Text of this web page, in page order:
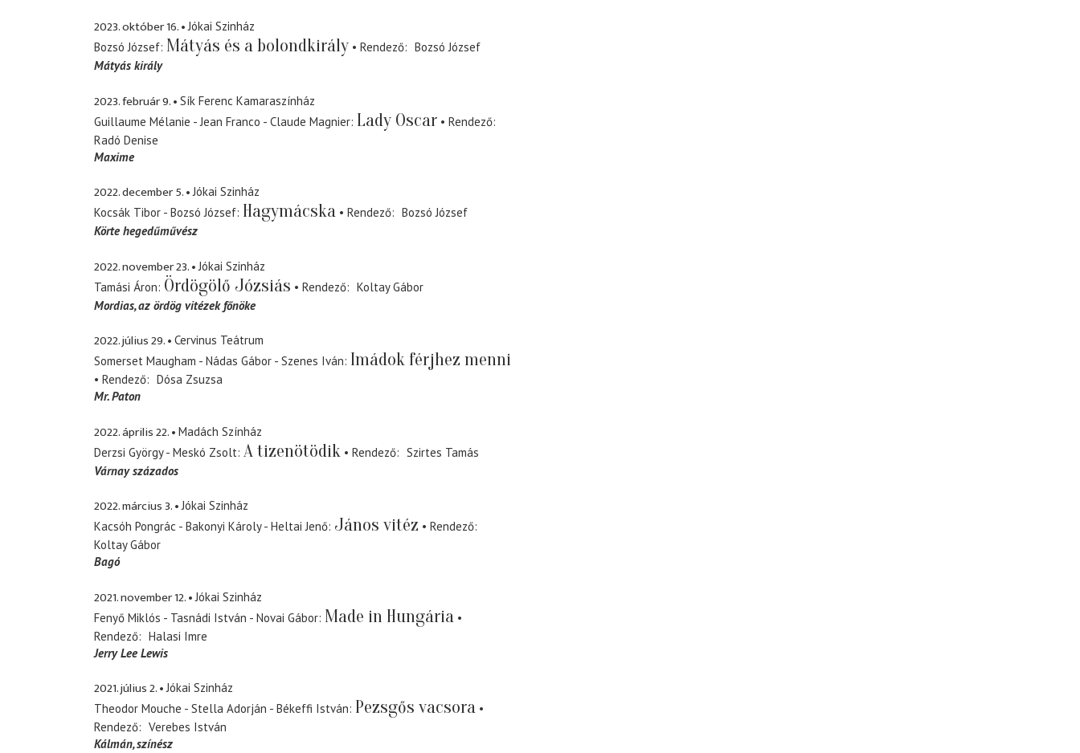
2023. október 16.
Jókai Szinház
Bozsó József Mátyás és a bolondkirály Rendező
Bozsó József
Mátyás király
2023. február 9.
Sík Ferenc Kamaraszínház
Guillaume Mélanie - Jean Franco - Claude Magnier Lady Oscar
Rendező
Radó Denise
Maxime
2022. december 5.
Jókai Szinház
Kocsák Tibor - Bozsó József Hagymácska Rendező
Bozsó József
Körte hegedűművész
2022. november 23.
Jókai Szinház
Tamási Áron Ördögölő Józsiás Rendező
Koltay Gábor
Mordias az ördög vitézek főnöke
2022. július 29.
Cervinus Teátrum
Somerset Maugham - Nádas Gábor - Szenes Iván Imádok férjhez menni
Rendező
Dósa Zsuzsa
Mr. Paton
2022. április 22.
Madách Színház
Derzsi György - Meskó Zsolt A tizenötödik Rendező
Szirtes Tamás
Várnay százados
2022. március 3.
Jókai Szinház
Kacsóh Pongrác - Bakonyi Károly - Heltai Jenő János vitéz
Rendező
Koltay Gábor
Bagó
2021. november 12.
Jókai Szinház
Fenyő Miklós - Tasnádi István - Novai Gábor Made in Hungária
Rendező
Halasi Imre
Jerry Lee Lewis
2021. július 2.
Jókai Szinház
Theodor Mouche - Stella Adorján - Békeffi István Pezsgős vacsora
Rendező
Verebes István
Kálmán színész